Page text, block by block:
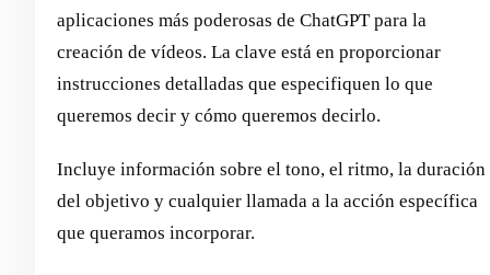
aplicaciones más poderosas de ChatGPT para la
creación de vídeos. La clave está en proporcionar
instrucciones detalladas que especifiquen lo que
queremos decir y cómo queremos decirlo.
Incluye información sobre el tono, el ritmo, la duración
del objetivo y cualquier llamada a la acción específica
que queramos incorporar.